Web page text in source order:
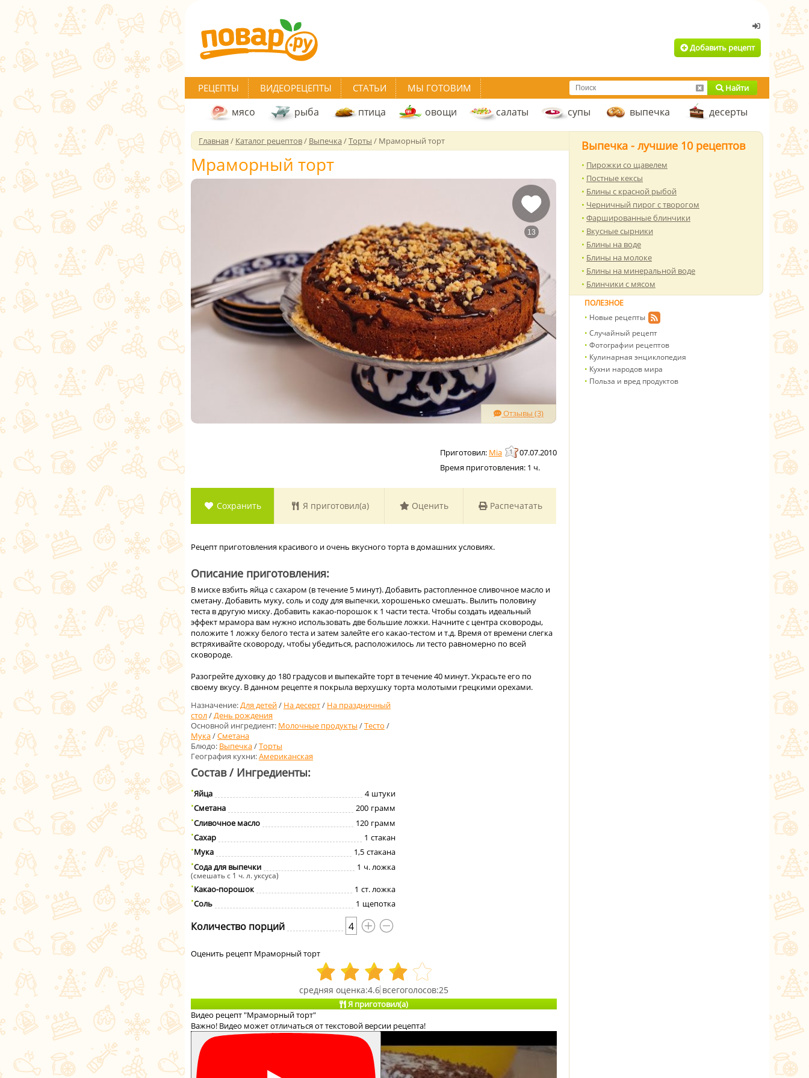
Добавить рецепт
РЕЦЕПТЫ ВИДЕОРЕЦЕПТЫ СТАТЬИ МЫ ГОТОВИМ Найти
мясо рыба птица овощи салаты супы выпечка десерты
Главная / Каталог рецептов/ Выпечка/Торты / Мраморный торт
Мраморный торт
Отзывы (3)
13
Mia
07.07.2010
Время приготовления: 1 ч.
Сохранить Я приготовил(а) Оценить Распечатать
Рецепт приготовления красивого и очень вкусного торта в домашних условиях.
Описание приготовления:
В миске взбить яйца с сахаром (в течение 5 минут). Добавить растопленное сливочное масло и
сметану. Добавить муку, соль и соду для выпечки, хорошенько смешать. Вылить половину
теста в другую миску. Добавить какао-порошок к 1 части теста. Чтобы создать идеальный
эффект мрамора вам нужно использовать две большие ложки. Начните с центра сковороды,
положите 1 ложку белого теста и затем залейте его какао-тестом и т.д. Время от времени слегка
встряхивайте сковороду, чтобы убедиться, расположилось ли тесто равномерно по всей
сковороде.
Разогрейте духовку до 180 градусов и выпекайте торт в течение 40 минут. Украсьте его по
своему вкусу. В данном рецепте я покрыла верхушку торта молотыми грецкими орехами.
Назначение:Для детей/ На десерт/ На праздничный
стол/День рождения
Основной ингредиент: Молочные продукты /Тесто /
Мука/Сметана
Блюдо: Выпечка/Торты
География кухни:Американская
Состав / Ингредиенты:
Яйца 4 штуки
Сметана
200 грамм
Сливочное масло
120 грамм
Сахар
1 стакан
Мука
1,5 стакана
Сода для выпечки
1 ч. ложка
(смешать с 1 ч. л. уксуса)
Какао-порошок 1 ст. ложка
Соль
1 щепотка
Количество порций 4
Оценить рецепт Мраморный торт
4.6 25
Я приготовил(а)
Видео рецепт "Мраморный торт"
Важно! Видео может отличаться от текстовой версии рецепта!
Выпечка - лучшие 10 рецептов
Пирожки со щавелем
Постные кексы
Блины с красной рыбой
Черничный пирог с творогом
Фаршированные блинчики
Вкусные сырники
Блины на воде
Блины на молоке
Блины на минеральной воде
Блинчики с мясом
ПОЛЕЗНОЕ
Новые рецепты
Случайный рецепт
Фотографии рецептов
Кулинарная энциклопедия
Кухни народов мира
Польза и вред продуктов